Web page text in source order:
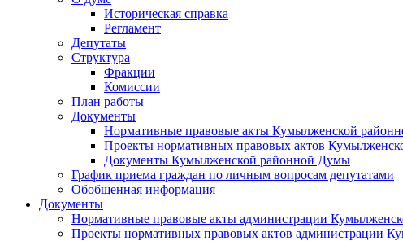
Историческая справка
Регламент
Депутаты
Структура
Фракции
Комиссии
План работы
Документы
Нормативные правовые акты Кумылженской
Проекты нормативных правовых актов
Документы Кумылженской районной Думы
График приема граждан по личным вопросам депутатами
Обобщенная информация
Документы
Нормативные правовые акты администрации
Проекты нормативных правовых актов администрации